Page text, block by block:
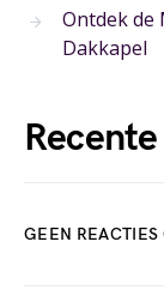
Ontdek de
Dakkapel
GEEN